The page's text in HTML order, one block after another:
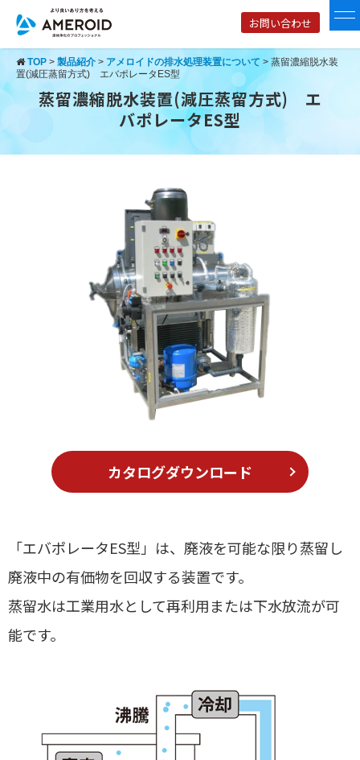
お問い合わせ
TOP > 製品紹介 > アメロイドの排水処理装置について > 蒸留濃縮脱水装
置(減圧蒸留方式) エバポレータES型
蒸留濃縮脱水装置(減圧蒸留方式) エ
バポレータES型
カタログダウンロード
「エバポレータES型」は、廃液を可能な限り蒸留し
廃液中の有価物を回収する装置です。
蒸留水は工業用水として再利用または下水放流が可
能です。